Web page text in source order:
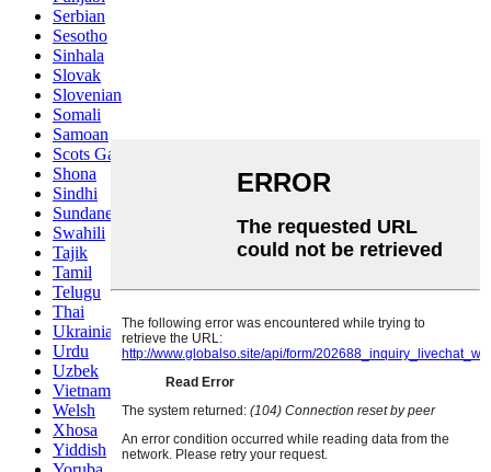
Serbian
Sesotho
Sinhala
Slovak
Slovenian
Somali
Samoan
Scots Gaelic
Shona
Sindhi
Sundanese
Swahili
Tajik
Tamil
Telugu
Thai
Ukrainian
Urdu
Uzbek
Vietnamese
Welsh
Xhosa
Yiddish